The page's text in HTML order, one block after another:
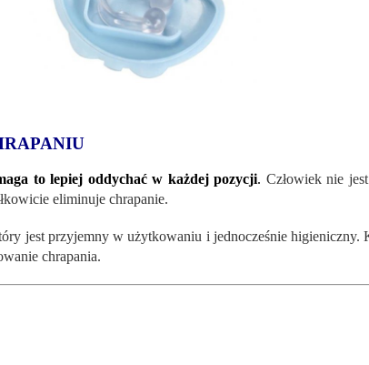
to lepiej oddychać w każdej pozycji. Człowiek nie
eliminuje chrapanie.
jest przyjemny w użytkowaniu i jednocześnie higieniczny.
chrapania.